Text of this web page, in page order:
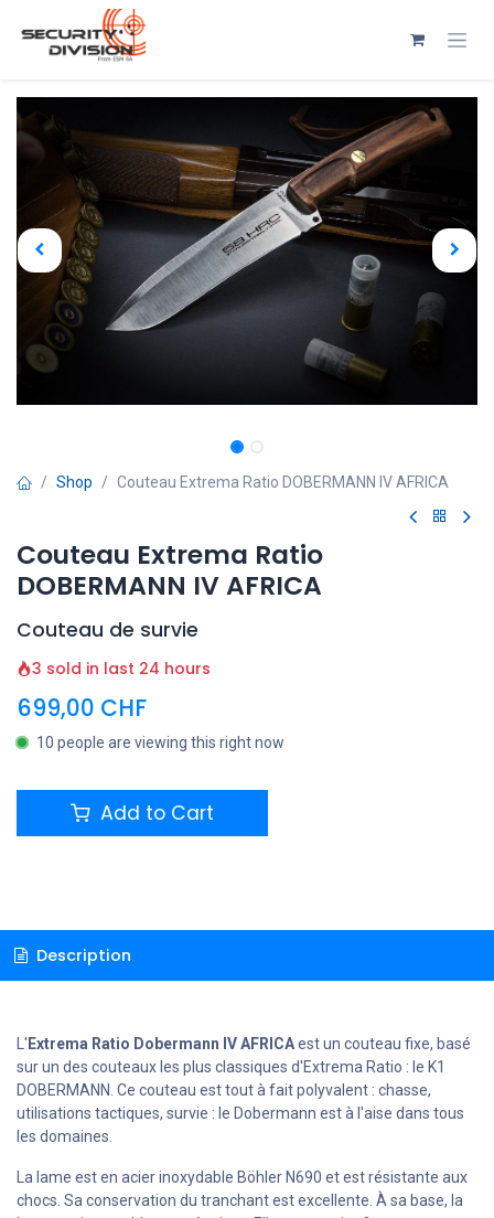
Se rendre au contenu
Shop Couteau Extrema Ratio DOBERMANN IV AFRICA
Couteau Extrema Ratio
DOBERMANN IV AFRICA
Couteau de survie
3 sold in last 24 hours
699,00 CHF
10 people are viewing this right now
Add to Cart
Description
L' Extrema Ratio Dobermann IV AFRICAest un couteau fixe, basé
sur un des couteaux les plus classiques d'Extrema Ratio : le K1
DOBERMANN. Ce couteau est tout à fait polyvalent : chasse,
utilisations tactiques, survie : le Dobermann est à l'aise dans tous
les domaines.
La lame est en acier inoxydable Böhler N690 et est résistante aux
chocs. Sa conservation du tranchant est excellente. À sa base, la